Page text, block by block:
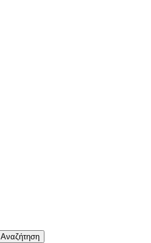
Αναζήτηση